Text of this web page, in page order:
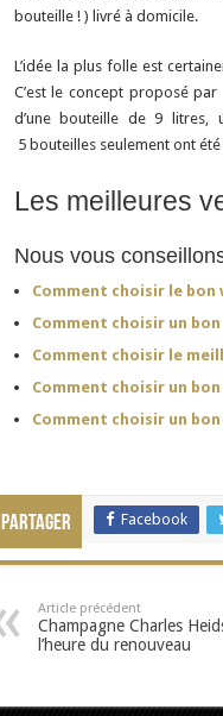
bouteille ! ) livré à domicile.
L’idée la plus folle est
C’est le concept proposé par
d’une bouteille de 9 litres,
5 bouteilles seulement ont
Les meilleures
Nous vous
Comment choisir le bon
Comment choisir un
Comment choisir le
Comment choisir un
Comment choisir un
Partager Facebook
Article précédent
Champagne Charles
l’heure du renouveau